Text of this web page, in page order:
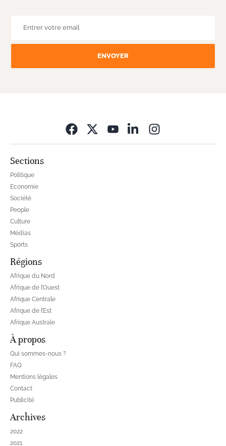
ENVOYER
Sections
Politique
Economie
Société
People
Culture
Médias
Sports
Régions
Afrique du Nord
Afrique de l’Ouest
Afrique Centrale
Afrique de l’Est
Afrique Australe
À propos
Qui sommes-nous ?
FAQ
Mentions légales
Contact
Publicité
Archives
2022
2021